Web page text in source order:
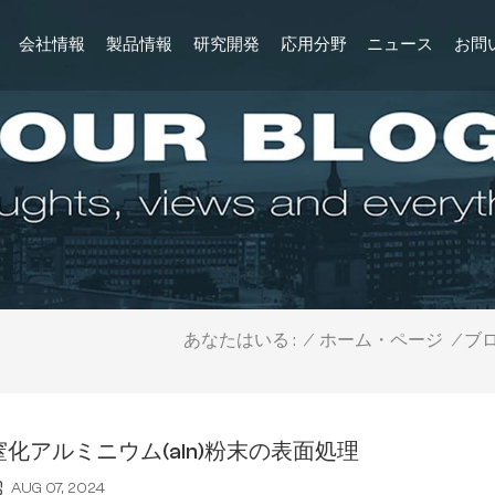
会社情報 製品情報 研究開発 応用分野 ニュース お問
あなたはいる : / ホーム・ページ / ブ
化アルミニウム(aln)粉末の表面処理
AUG 07, 2024